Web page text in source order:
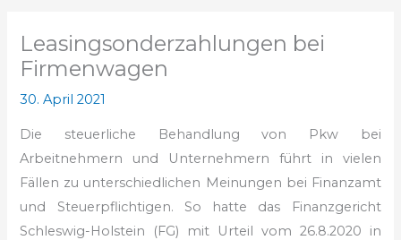
Leasingsonderzahlungen bei
Firmenwagen
30. April 2021
Die steuerliche Behandlung von Pkw bei
Arbeitnehmern und Unternehmern führtin vielen
Fällen zu unterschiedlichen Meinungen bei Finanzamt
und Steuerpflichtigen. So hatte das Finanzgericht
Schleswig-Holstein (FG) mit Urteil vom 26.8.2020 in